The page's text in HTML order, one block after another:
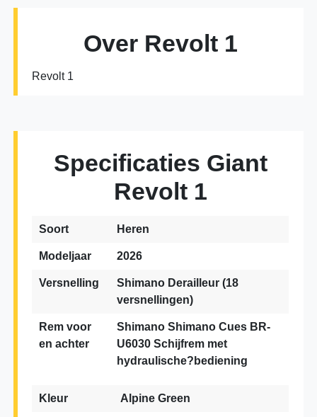
Over Revolt 1
Revolt 1
Specificaties Giant
Revolt 1
Soort Heren
Modeljaar 2026
Versnelling
Shimano Derailleur (18
versnellingen)
Rem voor
en achter
Shimano Shimano Cues BR-
U6030 Schijfrem met
hydraulische?bediening
Kleur Alpine Green